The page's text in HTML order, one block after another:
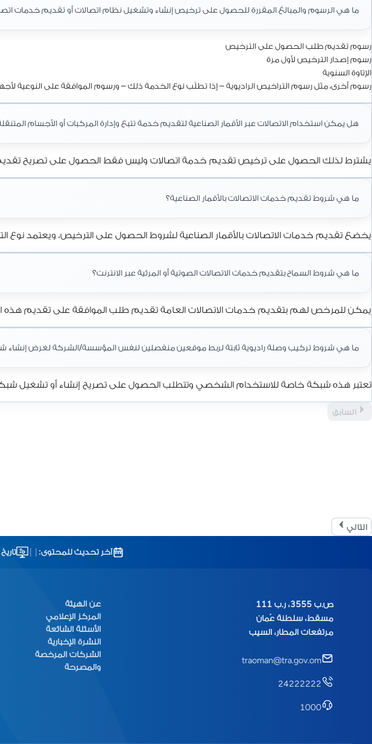
ما هي الرسوم والمبالغ المقررة للحصول على ترخيص إنشاء وتشغيل نظام اتصالات أو تقديم خدمات
رسوم تقديم طلب الحصول على الترخيص
رسوم إصدار الترخيص لأول مرة
الإتاوة السنوية
رسوم أخرى، مثل رسوم التراخيص الراديوية – إذا تطلّب نوع الخدمة ذلك – ورسوم الموافقة على النوعية
هل يمكن استخدام الاتصالات عبر الأقمار الصناعية لتقديم خدمة تتبع وإدارة المركبات أو الأجسام
يشترط لذلك الحصول على ترخيص تقديم خدمة اتصالات وليس فقط الحصول على تصريح تقديم
ما هي شروط تقديم خدمات الاتصالات بالأقمار الصناعية؟
يخضع تقديم خدمات الاتصالات بالأقمار الصناعية لشروط الحصول على الترخيص، ويعتمد نوع
ما هي شروط السماح بتقديم خدمات الاتصالات الصوتية أو المرئية عبر الانترنت؟
يمكن للمرخص لهم بتقديم خدمات الاتصالات العامة تقديم طلب الموافقة على تقديم هذه
ما هي شروط تركيب وصلة راديوية ثابتة لربط موقعين منفصلين لنفس المؤسسة/الشركة لغرض إنشاء
تعتبر هذه شبكة خاصة للاستخدام الشخصي وتتطلب الحصول على تصريح إنشاء أو تشغيل
السابق
التالي
آخر تحديث للمحتوى:
ص.ب 3555، ر.ب 111
مسقط، سلطنة عُمان
مرتفعات المطار، السيب
traoman@tra.gov.om
24222222
1000
عن الهيئة
المركز الإعلامي
الأسئلة الشائعة
النشرة الإخبارية
الشركات المرخصة
والمصرحة